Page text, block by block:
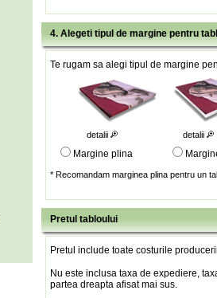
4. Alegeti tipul de margine pentru
Te rugam sa alegi tipul de margine
detalii detalii
Margine plina
* Recomandam marginea plina pentru un
Pretul tabloului
Pretul include toate costurile
Nu este inclusa taxa de expediere,
partea dreapta afisat mai sus.